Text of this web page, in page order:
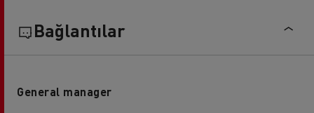
Bağlantılar
General manager